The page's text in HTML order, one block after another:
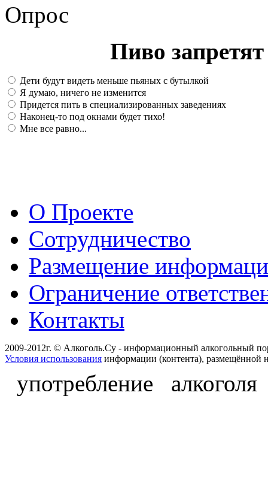
Опрос
Пиво
Дети будут видеть меньше пьяных с бутылкой
Я думаю, ничего не изменится
Придется пить в специализированных заведениях
Наконец-то под окнами будет тихо!
Мне все равно...
О Проекте
Сотрудничество
Размещение
Ограничение
Контакты
2009-2012г. © Алкоголь.Су - информационный алкогольный
Условия использования информации (контента), размещённой
употребление